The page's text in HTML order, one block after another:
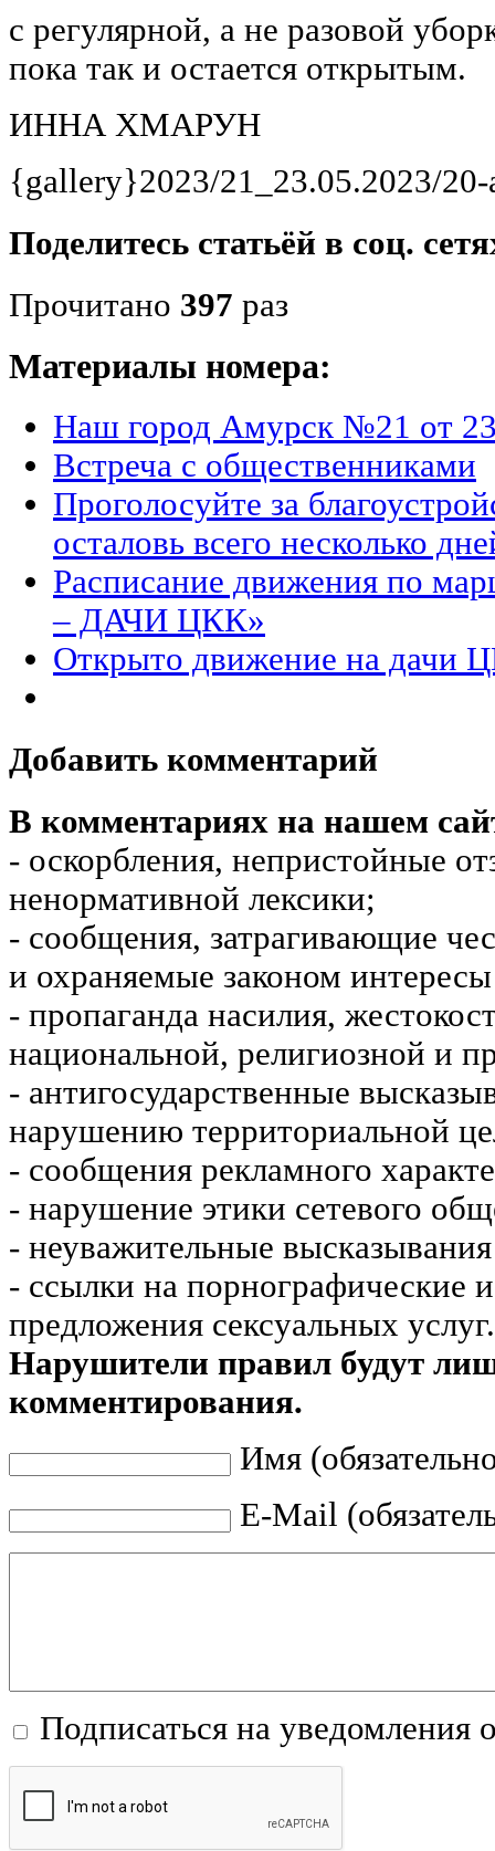
с регулярной, а не разовой
пока так и остается открытым.
ИННА ХМАРУН
{gallery}2023/21_23.05.2023/
Поделитесь статьёй в соц.
Прочитано 397 раз
Материалы номера:
Наш город Амурск №21 от
Встреча с общественниками
Проголосуйте за
осталовь всего несколько
Расписание движения по
– ДАЧИ ЦКК»
Открыто движение на дачи
Добавить комментарий
В комментариях на нашем
- оскорбления, непристойные
ненормативной лексики;
- сообщения, затрагивающие
и охраняемые законом
- пропаганда насилия,
национальной, религиозной и
- антигосударственные
нарушению территориальной
- сообщения рекламного
- нарушение этики сетевого
- неуважительные
- ссылки на порнографические
предложения сексуальных услуг.
Нарушители правил будут
комментирования.
Имя
E-Mail
Подписаться на уведомления